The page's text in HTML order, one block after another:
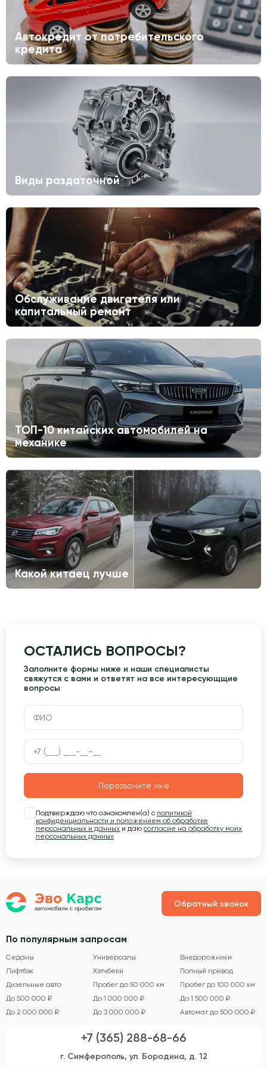
Автокредит от потребительского
кредита
Виды раздаточной
Обслуживание двигателя или
капитальный ремонт
ТОП-10 китайских автомобилей на
механике
Какой китаец лучше
ОСТАЛИСЬ ВОПРОСЫ?
Заполните формы ниже и наши специалисты
свяжутся с вами и ответят на все интересующщие
вопросы
Перезвоните мне
Подтверждаю что ознакомлен(а) с политикой
конфиденциальности и положением об обработке
персональных и данных и даю согласие на обработку моих
персональных данных
Обратный звонок
По популярным запросам
Седаны Универсалы
Внедорожники
Лифтбэк
Хэтчбеки
Полный привод
Дизельные авто
Пробег до 50 000 км
Пробег до 100 000 км
До 500 000 ₽
До 1 000 000 ₽
До 1 500 000 ₽
До 2 000 000 ₽
До 3 000 000 ₽ Автомат до 500 000 ₽
+7 (365) 288-68-66
г. Симферополь, ул. Бородина, д. 12